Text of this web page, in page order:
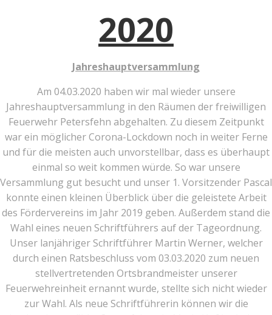
2020
Jahreshauptversammlung
Am 04.03.2020 haben wir mal wieder unsere
Jahreshauptversammlung in den Räumen der freiwilligen
Feuerwehr Petersfehn abgehalten. Zu diesem Zeitpunkt
war ein möglicher Corona-Lockdown noch in weiter Ferne
und für die meisten auch unvorstellbar, dass es überhaupt
einmal so weit kommen würde. So war unsere
Versammlung gut besucht und unser 1. Vorsitzender Pascal
konnte einen kleinen Überblick über die geleistete Arbeit
des Fördervereins im Jahr 2019 geben. Außerdem stand die
Wahl eines neuen Schriftführers auf der Tageordnung.
Unser lanjähriger Schriftführer Martin Werner, welcher
durch einen Ratsbeschluss vom 03.03.2020 zum neuen
stellvertretenden Ortsbrandmeister unserer
Feuerwehreinheit ernannt wurde, stellte sich nicht wieder
zur Wahl. Als neue Schriftführerin können wir die